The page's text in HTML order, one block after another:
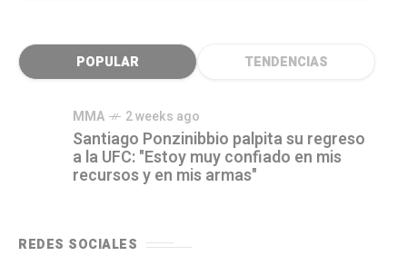
POPULAR TENDENCIAS
MMA 2 weeks ago
Santiago Ponzinibbio palpita su regreso
a la UFC: "Estoy muy confiado en mis
recursos y en mis armas"
REDES SOCIALES